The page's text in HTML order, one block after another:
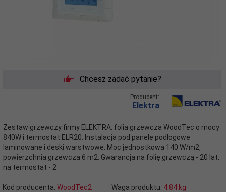
Chcesz zadać pytanie?
Producent:
Elektra
Zestaw grzewczy firmy ELEKTRA: folia grzewcza WoodTec o mocy
840W i termostat ELR20. Instalacja pod panele podłogowe
laminowane i deski warstwowe. Moc jednostkowa 140 W/m2,
powierzchnia grzewcza 6 m2. Gwarancja na folię grzewczą - 20 lat,
na termostat - 2
Kod producenta: WoodTec2
Waga produktu: 4.84 kg